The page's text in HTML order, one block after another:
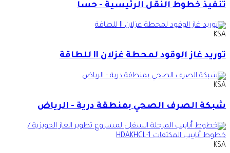
تنفيذ خطوط النقل الرئيسية - حسا
KSA
توريد غاز الوقود لمحطة غزلان II للطاقة
KSA
شبكة الصرف الصحي بمنطقة درية - الرياض
KSA